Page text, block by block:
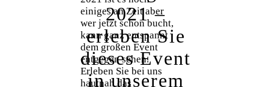
2021 –
erleben Sie
dieses Event
in unserem
einiges an Zeit aber
wer jetzt schon bucht,
kann ganz entspannt
dem großen Event
entgegen sehen.
Erleben Sie bei uns
hautnah das